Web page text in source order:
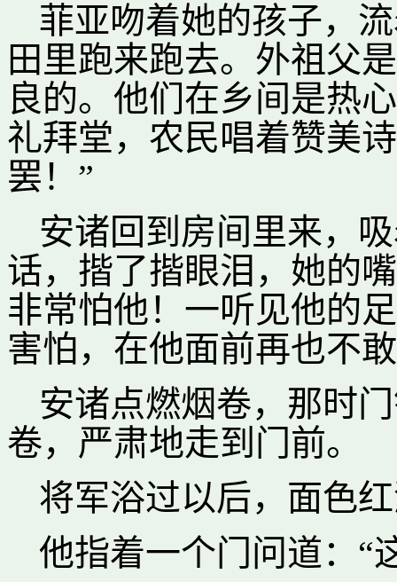
菲亚吻着她的孩子，
田里跑来跑去。外祖父
良的。他们在乡间是热
礼拜堂，农民唱着赞美
罢！”
安诸回到房间里来，
话，揩了揩眼泪，她的
非常怕他！一听见他的
害怕，在他面前再也不
安诸点燃烟卷，那时
卷，严肃地走到门前。
将军浴过以后，面色
他指着一个门问道：“